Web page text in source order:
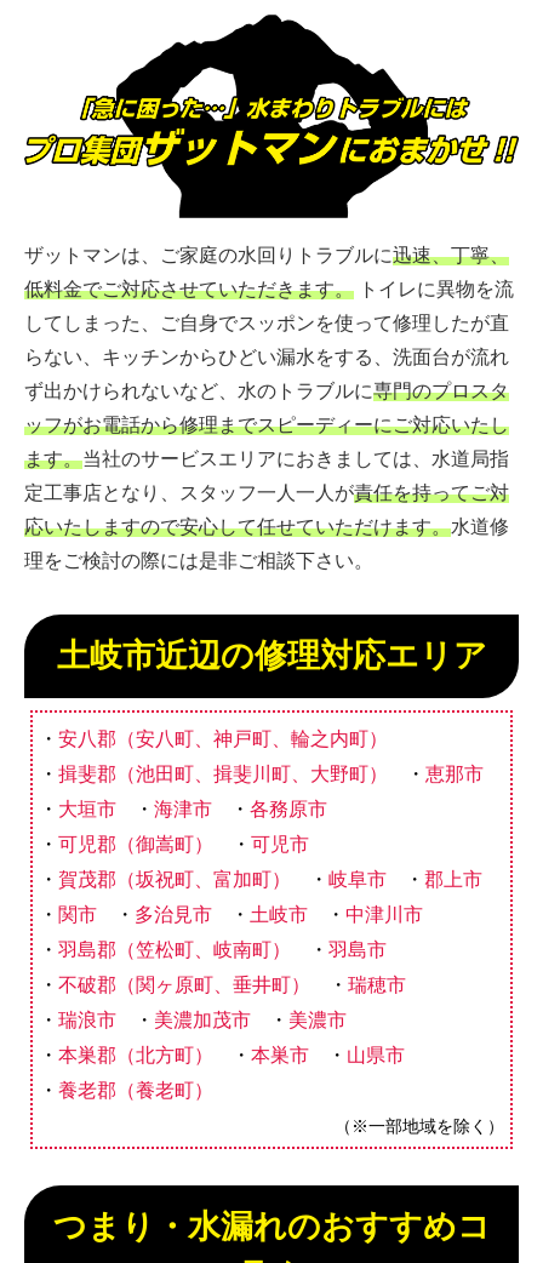
ザットマンは、ご家庭の水回りトラブルに迅速、丁寧、
低料金でご対応させていただきます。 トイレに異物を流
してしまった、ご自身でスッポンを使って修理したが直
らない、キッチンからひどい漏水をする、洗面台が流れ
ず出かけられないなど、水のトラブルに専門のプロスタ
ッフがお電話から修理までスピーディーにご対応いたし
ます。当社のサービスエリアにおきましては、水道局指
定工事店となり、スタッフ一人一人が責任を持ってご対
応いたしますので安心して任せていただけます。水道修
理をご検討の際には是非ご相談下さい。
土岐市近辺の修理対応エリア
安八郡（安八町、神戸町、輪之内町）
揖斐郡（池田町、揖斐川町、大野町）
恵那市
大垣市
海津市
各務原市
可児郡（御嵩町）
可児市
賀茂郡（坂祝町、富加町）
岐阜市
郡上市
関市
多治見市 土岐市
中津川市
羽島郡（笠松町、岐南町）
羽島市
不破郡（関ヶ原町、垂井町）
瑞穂市
瑞浪市
美濃加茂市
美濃市
本巣郡（北方町）
本巣市
山県市
養老郡（養老町）
（※一部地域を除く）
つまり・水漏れのおすすめコ